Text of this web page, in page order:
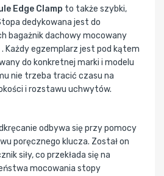
Edge Clamp to także szybki,
dedykowana jest do
bagażnik dachowy mocowany
Każdy egzemplarz jest pod kątem
do konkretnej marki i modelu
nie trzeba tracić czasu na
i rozstawu uchwytów.
odbywa się przy pomocy
poręcznego klucza. Został on
siły, co przekłada się na
mocowania stopy